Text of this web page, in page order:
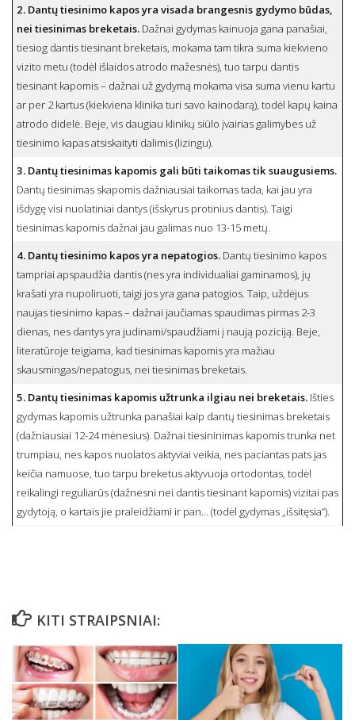
2. Dantų tiesinimo kapos yra visada brangesnis gydymo būdas,
nei tiesinimas breketais. Dažnai gydymas kainuoja gana panašiai,
tiesiog dantis tiesinant breketais, mokama tam tikra suma kiekvieno
vizito metu (todėl išlaidos atrodo mažesnės), tuo tarpu dantis
tiesinant kapomis – dažnai už gydymą mokama visa suma vienu kartu
ar per 2 kartus (kiekviena klinika turi savo kainodarą), todėl kapų kaina
atrodo didelė. Beje, vis daugiau klinikų siūlo įvairias galimybes už
tiesinimo kapas atsiskaityti dalimis (lizingu).
3. Dantų tiesinimas kapomis gali būti taikomas tik suaugusiems.
Dantų tiesinimas skapomis dažniausiai taikomas tada, kai jau yra
išdygę visi nuolatiniai dantys (išskyrus protinius dantis). Taigi
tiesinimas kapomis dažnai jau galimas nuo 13-15 metų.
4. Dantų tiesinimo kapos yra nepatogios. Dantų tiesinimo kapos
tampriai apspaudžia dantis (nes yra individualiai gaminamos), jų
krašati yra nupoliruoti, taigi jos yra gana patogios. Taip, uždėjus
naujas tiesinimo kapas – dažnai jaučiamas spaudimas pirmas 2-3
dienas, nes dantys yra judinami/spaudžiami į naują poziciją. Beje,
literatūroje teigiama, kad tiesinimas kapomis yra mažiau
skausmingas/nepatogus, nei tiesinimas breketais.
5. Dantų tiesinimas kapomis užtrunka ilgiau nei breketais. Išties
gydymas kapomis užtrunka panašiai kaip dantų tiesinimas breketais
(dažniausiai 12-24 mėnesius). Dažnai tiesininimas kapomis trunka net
trumpiau, nes kapos nuolatos aktyviai veikia, nes paciantas pats jas
keičia namuose, tuo tarpu breketus aktyvuoja ortodontas, todėl
reikalingi reguliarūs (dažnesni nei dantis tiesinant kapomis) vizitai pas
gydytoją, o kartais jie praleidžiami ir pan… (todėl gydymas „išsitęsia”).
KITI STRAIPSNIAI: